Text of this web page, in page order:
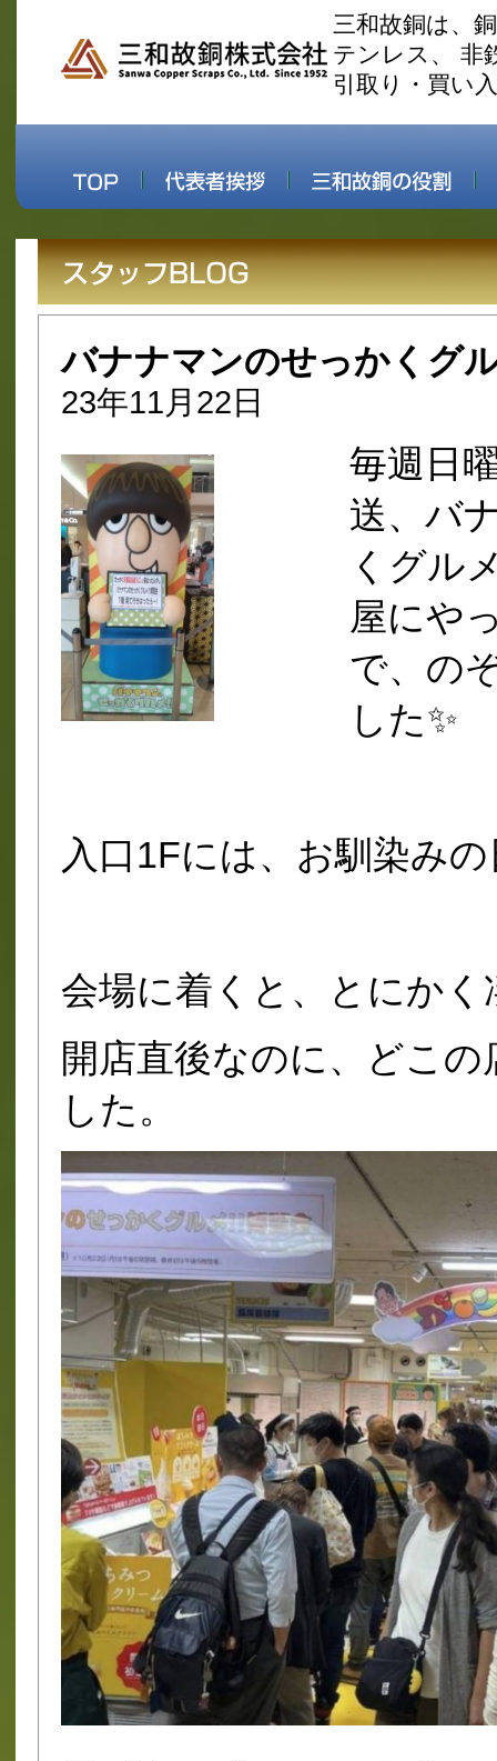
三和故銅は、
テンレス、 非
引取り・買い
バナナマンのせっかくグ
23年11月22日
毎週日
送、バ
くグル
屋にや
で、の
した✨
入口1Fには、お馴染み
会場に着くと、とにかく
開店直後なのに、どこ
した。